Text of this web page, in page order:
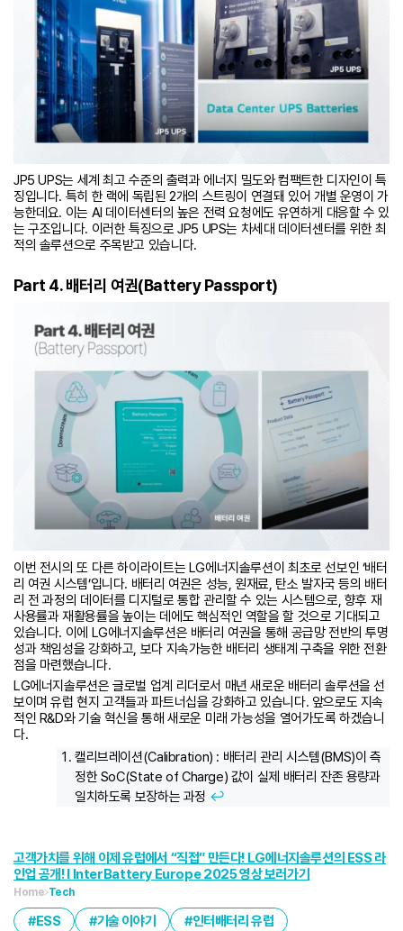
JP5 UPS는 세계 최고 수준의 출력과 에너지 밀도와 컴팩트한 디자인이 특
징입니다. 특히 한 랙에 독립된 2개의 스트링이 연결돼 있어 개별 운영이 가
능한데요. 이는 AI 데이터센터의 높은 전력 요청에도 유연하게 대응할 수 있
는 구조입니다. 이러한 특징으로 JP5 UPS는 차세대 데이터센터를 위한 최
적의 솔루션으로 주목받고 있습니다.
Part 4. 배터리 여권(Battery Passport)
이번 전시의 또 다른 하이라이트는 LG에너지솔루션이 최초로 선보인 ‘배터
리 여권 시스템’입니다. 배터리 여권은 성능, 원재료, 탄소 발자국 등의 배터
리 전 과정의 데이터를 디지털로 통합 관리할 수 있는 시스템으로, 향후 재
사용률과 재활용률을 높이는 데에도 핵심적인 역할을 할 것으로 기대되고
있습니다. 이에 LG에너지솔루션은 배터리 여권을 통해 공급망 전반의 투명
성과 책임성을 강화하고, 보다 지속가능한 배터리 생태계 구축을 위한 전환
점을 마련했습니다.
LG에너지솔루션은 글로벌 업계 리더로서 매년 새로운 배터리 솔루션을 선
보이며 유럽 현지 고객들과 파트너십을 강화하고 있습니다. 앞으로도 지속
적인 R&D와 기술 혁신을 통해 새로운 미래 가능성을 열어가도록 하겠습니
다.
캘리브레이션(Calibration) : 배터리 관리 시스템(BMS)이 측
정한 SoC(State of Charge) 값이 실제 배터리 잔존 용량과
일치하도록 보장하는 과정 ↩︎
고객가치를 위해 이제 유럽에서 “직접” 만든다! LG에너지솔루션의 ESS 라
인업 공개! I InterBattery Europe 2025 영상 보러가기
Home Tech
ESS 기술 이야기 인터배터리 유럽